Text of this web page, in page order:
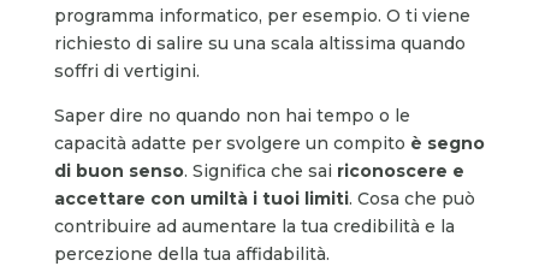
programma informatico, per esempio. O ti viene
richiesto di salire su una scala altissima quando
soffri di vertigini.
Saper dire no quando non hai tempo o le
capacità adatte per svolgere un compito è segno
di buon senso. Significa che sai riconoscere e
accettare con umiltà i tuoi limiti. Cosa che può
contribuire ad aumentare la tua credibilità e la
percezione della tua affidabilità.